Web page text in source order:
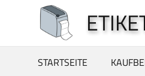
springen
STARTSEITE